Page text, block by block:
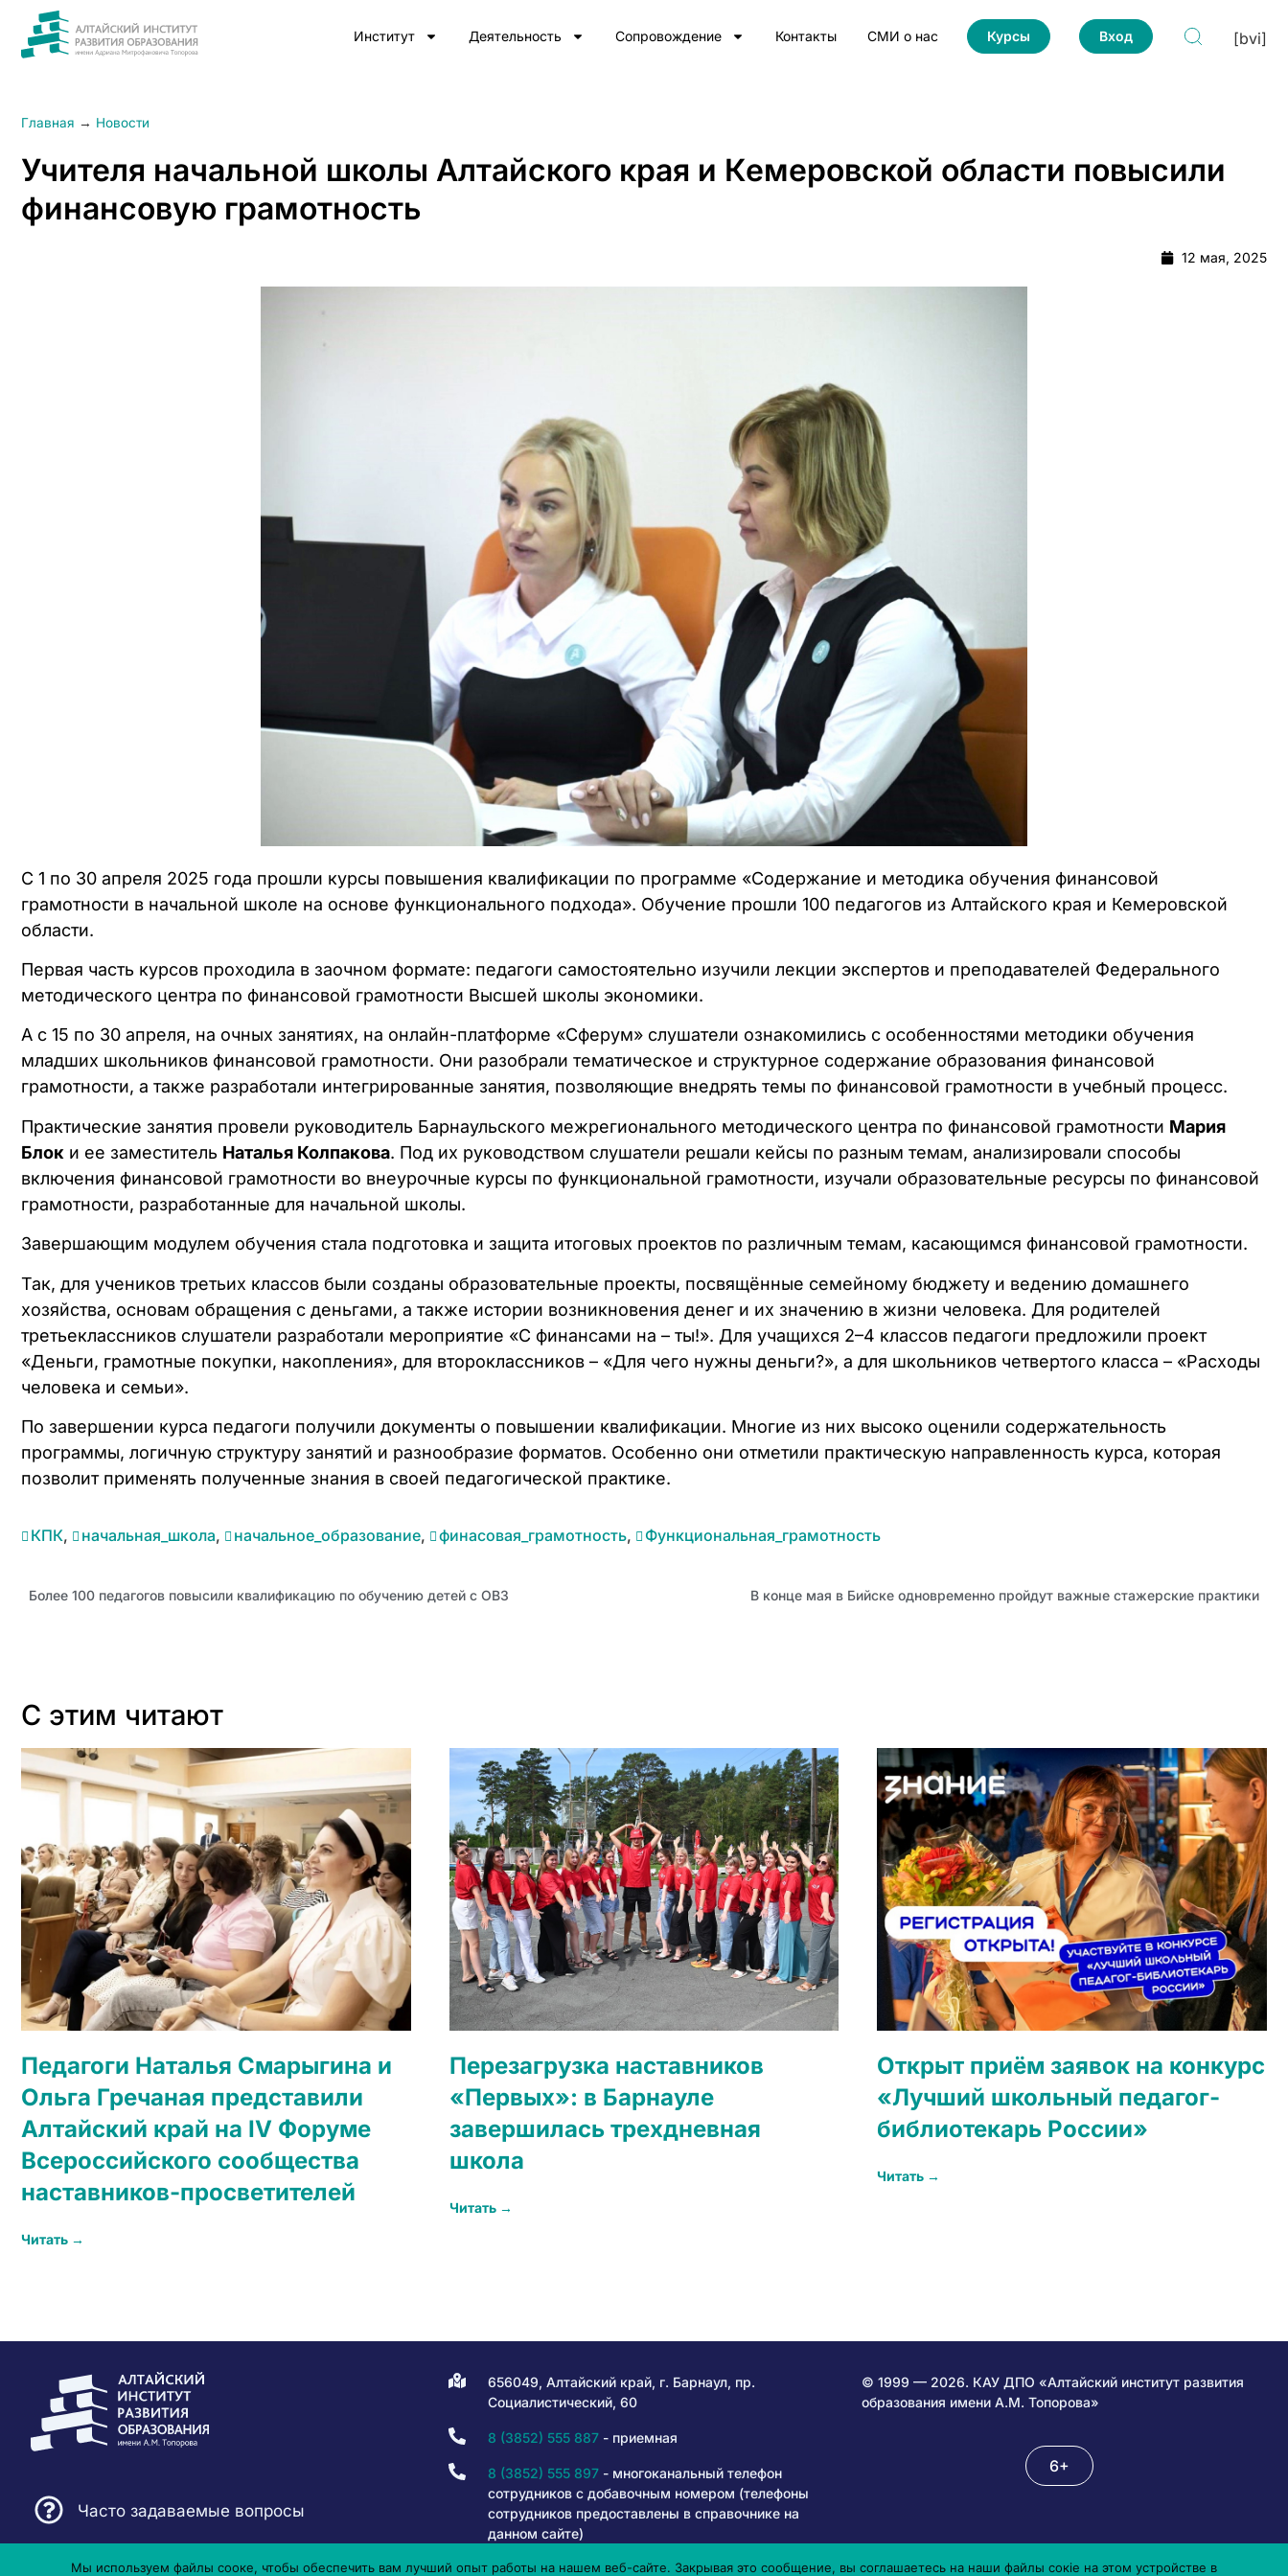
Институт Деятельность Сопровождение Контакты СМИ о нас Курсы Вход [bvi]
Главная → Новости
Учителя начальной школы Алтайского края и Кемеровской области повысили
финансовую грамотность
12 мая, 2025
С 1 по 30 апреля 2025 года прошли курсы повышения квалификации по программе «Содержание и методика обучения финансовой
грамотности в начальной школе на основе функционального подхода». Обучение прошли 100 педагогов из Алтайского края и Кемеровской
области.
Первая часть курсов проходила в заочном формате: педагоги самостоятельно изучили лекции экспертов и преподавателей Федерального
методического центра по финансовой грамотности Высшей школы экономики.
А с 15 по 30 апреля, на очных занятиях, на онлайн-платформе «Сферум» слушатели ознакомились с особенностями методики обучения
младших школьников финансовой грамотности. Они разобрали тематическое и структурное содержание образования финансовой
грамотности, а также разработали интегрированные занятия, позволяющие внедрять темы по финансовой грамотности в учебный процесс.
Практические занятия провели руководитель Барнаульского межрегионального методического центра по финансовой грамотности Мария
Блок и ее заместитель Наталья Колпакова. Под их руководством слушатели решали кейсы по разным темам, анализировали способы
включения финансовой грамотности во внеурочные курсы по функциональной грамотности, изучали образовательные ресурсы по финансовой
грамотности, разработанные для начальной школы.
Завершающим модулем обучения стала подготовка и защита итоговых проектов по различным темам, касающимся финансовой грамотности.
Так, для учеников третьих классов были созданы образовательные проекты, посвящённые семейному бюджету и ведению домашнего
хозяйства, основам обращения с деньгами, а также истории возникновения денег и их значению в жизни человека. Для родителей
третьеклассников слушатели разработали мероприятие «С финансами на – ты!». Для учащихся 2–4 классов педагоги предложили проект
«Деньги, грамотные покупки, накопления», для второклассников – «Для чего нужны деньги?», а для школьников четвертого класса – «Расходы
человека и семьи».
По завершении курса педагоги получили документы о повышении квалификации. Многие из них высоко оценили содержательность
программы, логичную структуру занятий и разнообразие форматов. Особенно они отметили практическую направленность курса, которая
позволит применять полученные знания в своей педагогической практике.
КПК, начальная_школа, начальное_образование, финасовая_грамотность, Функциональная_грамотность
Более 100 педагогов повысили квалификацию по обучению детей с ОВЗ В конце мая в Бийске одновременно пройдут важные стажерские практики
С этим читают
Педагоги Наталья Смарыгина и
Ольга Гречаная представили
Алтайский край на IV Форуме
Всероссийского сообщества
наставников-просветителей
Читать →
Перезагрузка наставников
«Первых»: в Барнауле
завершилась трехдневная
школа
Читать →
Открыт приём заявок на конкурс
«Лучший школьный педагог-
библиотекарь России»
Читать →
Часто задаваемые вопросы
656049, Алтайский край, г. Барнаул, пр.
Социалистический, 60
8 (3852) 555 887- приемная
8 (3852) 555 897- многоканальный телефон
сотрудников с добавочным номером (телефоны
сотрудников предоставлены в справочнике на
данном сайте)
8 800 301 80 50- горячая линия
© 1999 — 2026. КАУ ДПО «Алтайский институт развития
образования имени А.М. Топорова»
6+
Мы используем файлы сооке, чтобы обеспечить вам лучший опыт работы на нашем веб-сайте. Закрывая это сообщение, вы соглашаетесь на наши файлы сокіе на этом устройстве в